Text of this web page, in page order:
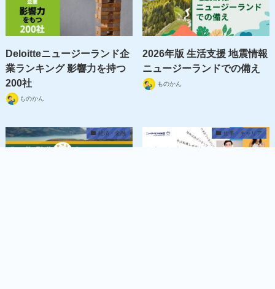
Deloitteニュージーランド企
業ランキング 影響力を持つ
200社
ものかん
2026年版 生活支援 地震情報
ニュージーランドでの備え
ものかん
経済・金融 仕事・キャリア